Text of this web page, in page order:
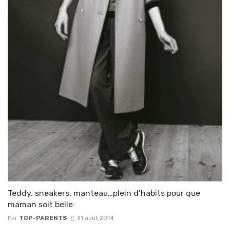
Teddy, sneakers, manteau…plein d’habits pour que
maman soit belle
Par TOP-PARENTS 31 août 2014